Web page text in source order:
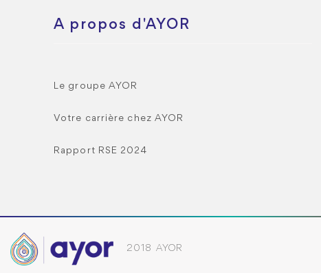
A propos d'AYOR
Le groupe AYOR
Votre carrière chez AYOR
Rapport RSE 2024
2018 AYOR